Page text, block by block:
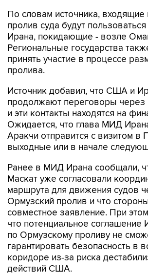
По словам источника,
пролив суда будут
Ирана, покидающие - возле
Региональные государства
принять участие в процессе
пролива.
Источник добавил, что США и
продолжают переговоры через
и эти контакты находятся на
Ожидается, что глава МИД
Аракчи отправится с визитом в
выходные или в начале
Ранее в МИД Ирана сообщали,
Маскат уже согласовали
маршрута для движения судов
Ормузский пролив и что
совместное заявление. При
что потенциальное соглашение
по Ормузскому проливу не
гарантировать безопасность в
коридоре из-за риска
действий США.